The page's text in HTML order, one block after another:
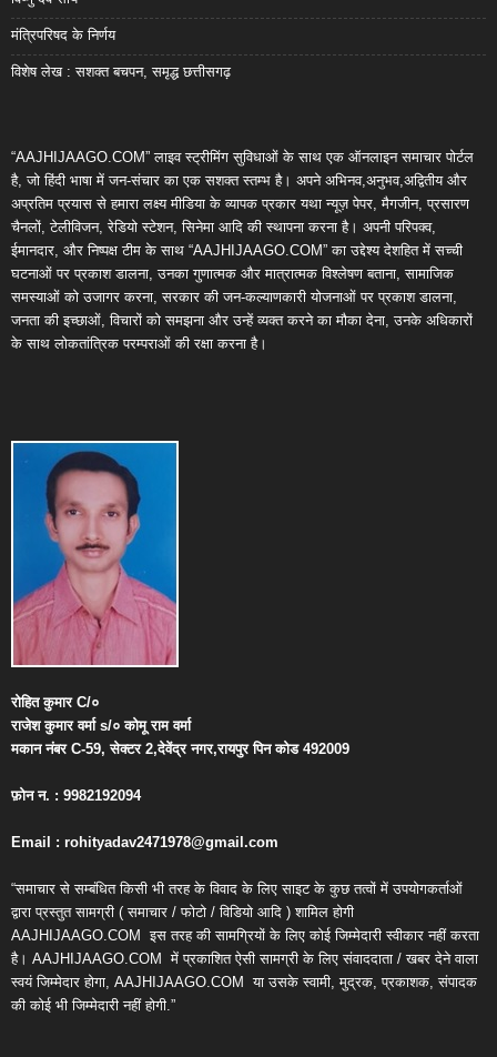
मंत्रिपरिषद के निर्णय
विशेष लेख : सशक्त बचपन, समृद्ध छत्तीसगढ़
“AAJHIJAAGO.COM” लाइव स्ट्रीमिंग सुविधाओं के साथ एक ऑनलाइन समाचार पोर्टल
है, जो हिंदी भाषा में जन-संचार का एक सशक्त स्तम्भ है। अपने अभिनव,अनुभव,अद्वितीय और
अप्रतिम प्रयास से हमारा लक्ष्य मीडिया के व्यापक प्रकार यथा न्यूज़ पेपर, मैगजीन, प्रसारण
चैनलों, टेलीविजन, रेडियो स्टेशन, सिनेमा आदि की स्थापना करना है। अपनी परिपक्व,
ईमानदार, और निष्पक्ष टीम के साथ “AAJHIJAAGO.COM” का उद्देश्य देशहित में सच्ची
घटनाओं पर प्रकाश डालना, उनका गुणात्मक और मात्रात्मक विश्लेषण बताना, सामाजिक
समस्याओं को उजागर करना, सरकार की जन-कल्याणकारी योजनाओं पर प्रकाश डालना,
जनता की इच्छाओं, विचारों को समझना और उन्हें व्यक्त करने का मौका देना, उनके अधिकारों
के साथ लोकतांत्रिक परम्पराओं की रक्षा करना है।
रोहित कुमारC/०
राजेश कुमार वर्माs/० कोमू राम वर्मा
मकान नंबरC-59,सेक्टर2,देवेंद्र नगर,रायपुर पिन कोड492009
फ़ोन न. : 9982192094
Email : rohityadav2471978@gmail.com
“समाचार से सम्बंधित किसी भी तरह के विवाद के लिए साइट के कुछ तत्वों में उपयोगकर्ताओं
द्वारा प्रस्तुत सामग्री ( समाचार / फोटो / विडियो आदि ) शामिल होगी
AAJHIJAAGO.COM इस तरह की सामग्रियों के लिए कोई जिम्मेदारी स्वीकार नहीं करता
है। AAJHIJAAGO.COM में प्रकाशित ऐसी सामग्री के लिए संवाददाता / खबर देने वाला
स्वयं जिम्मेदार होगा, AAJHIJAAGO.COM या उसके स्वामी, मुद्रक, प्रकाशक, संपादक
की कोई भी जिम्मेदारी नहीं होगी.”